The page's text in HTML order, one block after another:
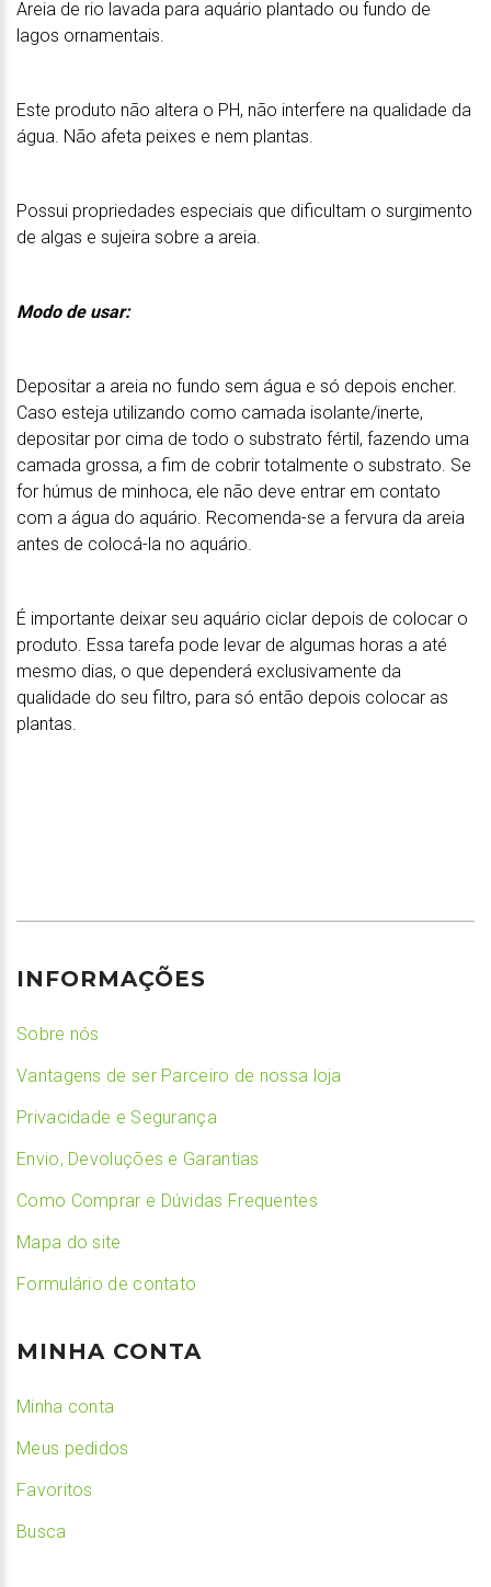
Areia de rio lavada para aquário plantado ou fundo de
lagos ornamentais.
Este produto não altera o PH, não interfere na qualidade da
água. Não afeta peixes e nem plantas.
Possui propriedades especiais que dificultam o surgimento
de algas e sujeira sobre a areia.
Modo de usar:
Depositar a areia no fundo sem água e só depois encher.
Caso esteja utilizando como camada isolante/inerte,
depositar por cima de todo o substrato fértil, fazendo uma
camada grossa, a fim de cobrir totalmente o substrato. Se
for húmus de minhoca, ele não deve entrar em contato
com a água do aquário. Recomenda-se a fervura da areia
antes de colocá-la no aquário.
É importante deixar seu aquário ciclar depois de colocar o
produto. Essa tarefa pode levar de algumas horas a até
mesmo dias, o que dependerá exclusivamente da
qualidade do seu filtro, para só então depois colocar as
plantas.
INFORMAÇÕES
Sobre nós
Vantagens de ser Parceiro de nossa loja
Privacidade e Segurança
Envio, Devoluções e Garantias
Como Comprar e Dúvidas Frequentes
Mapa do site
Formulário de contato
MINHA CONTA
Minha conta
Meus pedidos
Favoritos
Busca